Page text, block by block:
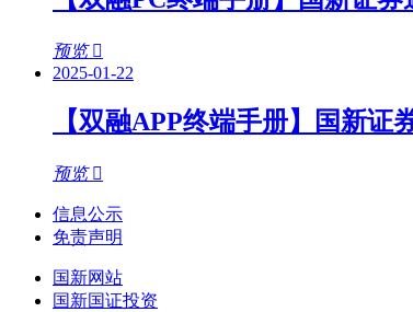
预览
2025-01-22
【双融APP终端手册】国新
预览
信息公示
免责声明
国新网站
国新国证投资